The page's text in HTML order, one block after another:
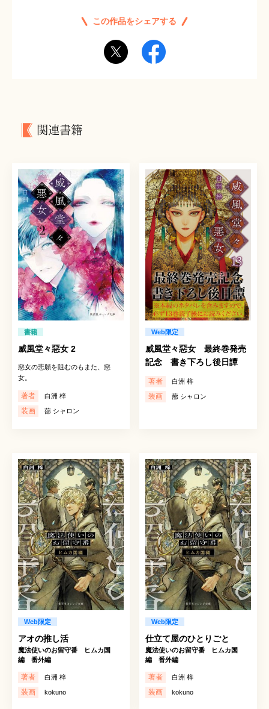
この作品をシェアする
関連書籍
書籍
威風堂々惡女 2
惡女の悲願を阻むのもまた、惡
女。
著者 白洲 梓
装画 蔀 シャロン
Web限定
威風堂々惡女 最終巻発売
記念 書き下ろし後日譚
著者 白洲 梓
装画 蔀 シャロン
Web限定
アオの推し活
魔法使いのお留守番 ヒムカ国
編 番外編
著者 白洲 梓
装画 kokuno
Web限定
仕立て屋のひとりごと
魔法使いのお留守番 ヒムカ国
編 番外編
著者 白洲 梓
装画 kokuno